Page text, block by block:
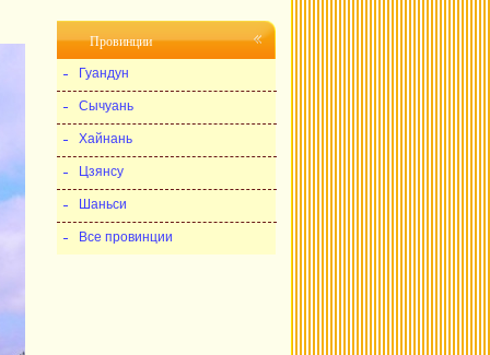
Провинции
Гуандун
Сычуань
Хайнань
Цзянсу
Шаньси
Все провинции